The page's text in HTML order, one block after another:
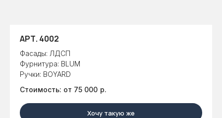
АРТ. 4002
Фасады: ЛДСП
Фурнитура: BLUM
Ручки: BOYARD
Стоимость: от 75 000 р.
Хочу такую же